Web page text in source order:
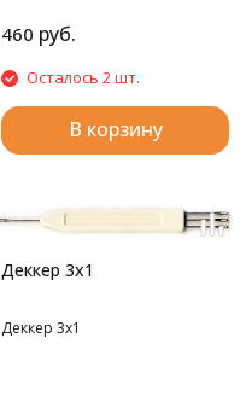
460 руб.
Осталось 2 шт.
В корзину
Деккер 3х1
Деккер 3х1